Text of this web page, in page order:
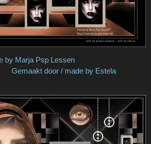
/ made by Marja Psp Lessen
/ made by Estela